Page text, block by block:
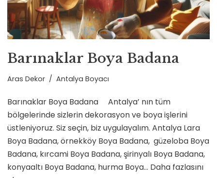
Barınaklar Boya Badana
Aras Dekor Antalya Boyacı
Barınaklar Boya Badana Antalya’ nın tüm
bölgelerinde sizlerin dekorasyon ve boya işlerini
üstleniyoruz. Siz seçin, biz uygulayalım. Antalya Lara
Boya Badana, örnekköy Boya Badana, güzeloba Boya
Badana, kırcami Boya Badana, şirinyalı Boya Badana,
konyaaltı Boya Badana, hurma Boya… Daha fazlasını